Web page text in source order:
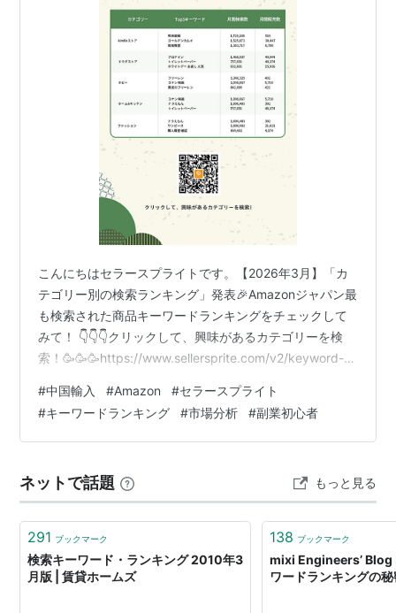
こんにちはセラースプライトです。【2026年3月】「カ
テゴリー別の検索ランキング」発表🎉Amazonジャパン最
も検索された商品キーワードランキングをチェックして
みて！ 👇👇👇クリックして、興味があるカテゴリーを検
索！🥳🥳🥳https://www.sellersprite.com/v2/keyword-
ースプライト拡張機能-ご利用ガイド ★170万人が使って
いるセラースプライトAmazonキーワード最適化、ビッグ
データを用いた商品リサーチ分析ツール日本セラーに人
HPhttps://ww…
#中国輸入 #Amazon #セラースプライト
#キーワードランキング #市場分析 #副業初心者
ネットで話題 もっと見る
291 ブックマーク
検索キーワード・ランキング 2010年3
月版 | 賃貸ホームズ
138 ブックマーク
mixi Engineers’
ワードランキングの